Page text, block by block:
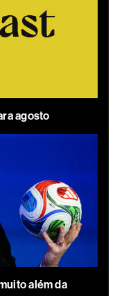
agosto
além da